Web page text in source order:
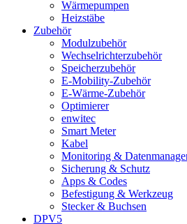
Wärmepumpen
Heizstäbe
Zubehör
Modulzubehör
Wechselrichterzubehör
Speicherzubehör
E-Mobility-Zubehör
E-Wärme-Zubehör
Optimierer
enwitec
Smart Meter
Kabel
Monitoring &
Sicherung & Schutz
Apps & Codes
Befestigung & Werkzeug
Stecker & Buchsen
DPV5